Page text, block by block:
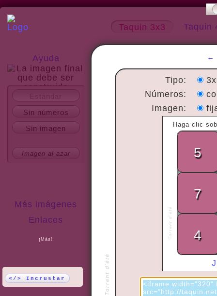
Taquin 3x3 Taquin
Ayuda
Acerca del sitio
Más imágenes
Enlaces
¡Más!
Sin números
Sin imagen
Imagen al azar
</> Incrustar Torrent d'été
Tipo:
Números:
Imagen: